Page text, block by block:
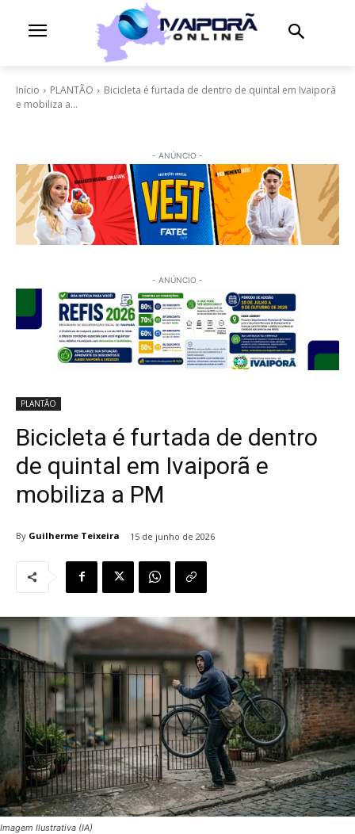
Início PLANTÃO
Bicicleta é furtada de dentro de quintal em Ivaiporã
e mobiliza a...
- ANÚNCIO -
- ANÚNCIO -
PLANTÃO
Bicicleta é furtada de dentro
de quintal em Ivaiporã e
mobiliza a PM
By Guilherme Teixeira 15 de junho de 2026
Imagem Ilustrativa (IA)